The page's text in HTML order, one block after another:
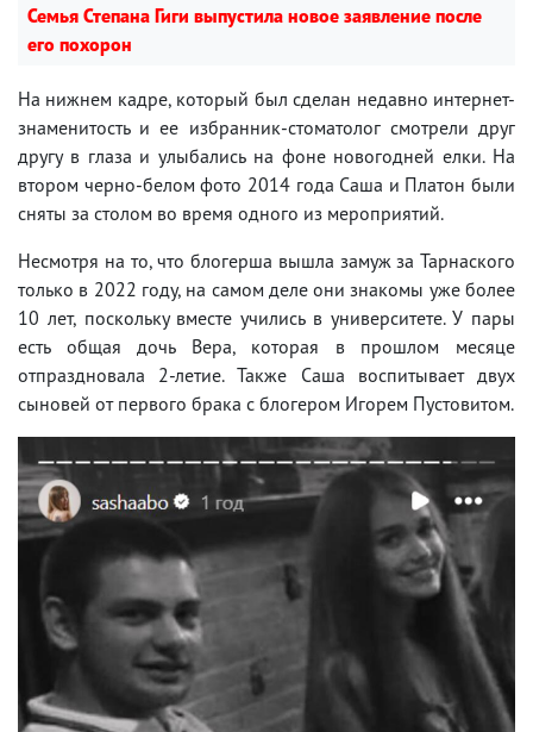
Семья Степана Гиги выпустила новое заявление после
его похорон
На нижнем кадре, который был сделан недавно интернет-
знаменитость и ее избранник-стоматолог смотрели друг
другу в глаза и улыбались на фоне новогодней елки. На
втором черно-белом фото 2014 года Саша и Платон были
сняты за столом во время одного из мероприятий.
Несмотря на то, что блогерша вышла замуж за Тарнаского
только в 2022 году, на самом деле они знакомы уже более
10 лет, поскольку вместе учились в университете. У пары
есть общая дочь Вера, которая в прошлом месяце
отпраздновала 2-летие. Также Саша воспитывает двух
сыновей от первого брака с блогером Игорем Пустовитом.